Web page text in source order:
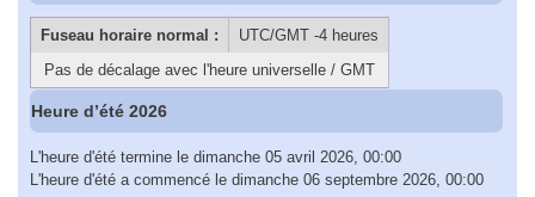
Fuseau horaire normal :
UTC/GMT -4 heures
Pas de décalage avec l'heure universelle / GMT
Heure d’été 2026
L'heure d'été termine le dimanche 05 avril 2026, 00:00
L'heure d'été a commencé le dimanche 06 septembre 2026, 00:00